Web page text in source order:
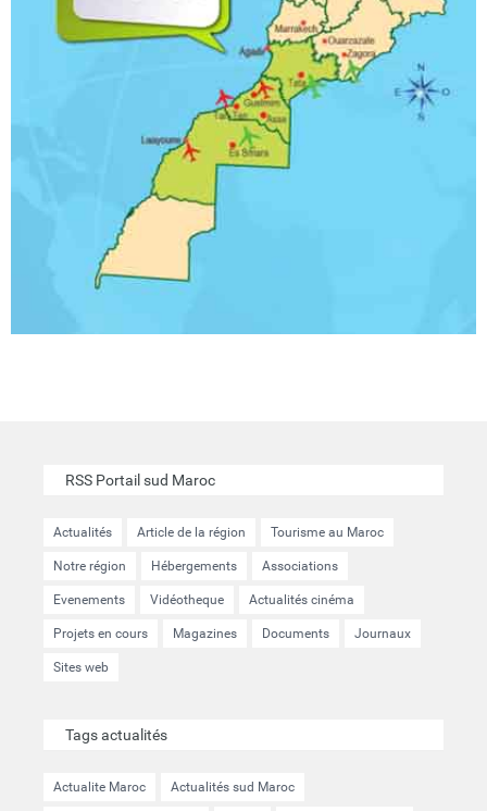
RSS Portail sud Maroc
Actualités Article de la région Tourisme au Maroc
Notre région Hébergements Associations
Evenements Vidéotheque Actualités cinéma
Projets en cours Magazines Documents Journaux
Sites web
Tags actualités
Actualite Maroc Actualités sud Maroc